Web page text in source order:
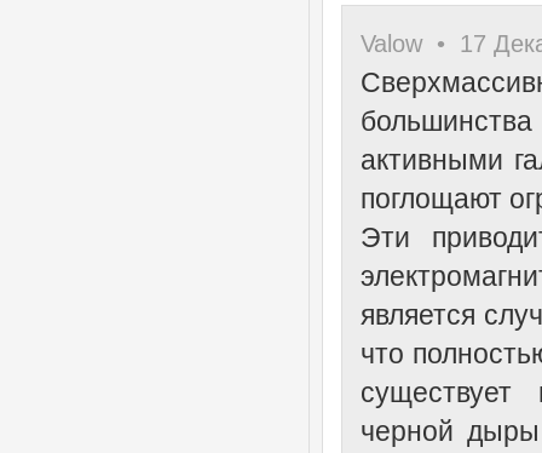
Valow • 17
активными
поглощают
Эти
является
что
существует
черной